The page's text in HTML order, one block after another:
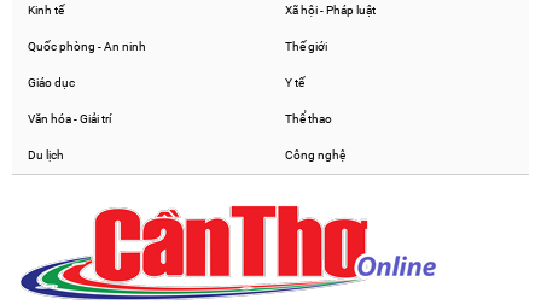
Kinh tế Xã hội - Pháp luật
Quốc phòng - An ninh Thế giới
Giáo dục Y tế
Văn hóa - Giải trí Thể thao
Du lịch Công nghệ